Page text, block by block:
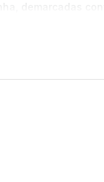
demarcadas